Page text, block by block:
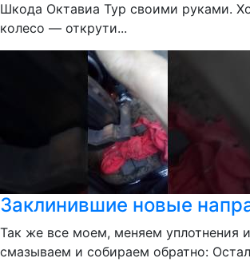
Шкода Октавиа Тур своими руками.
колесо — открути...
Заклинившие новые
Так же все моем, меняем уплотнения
смазываем и собираем обратно: